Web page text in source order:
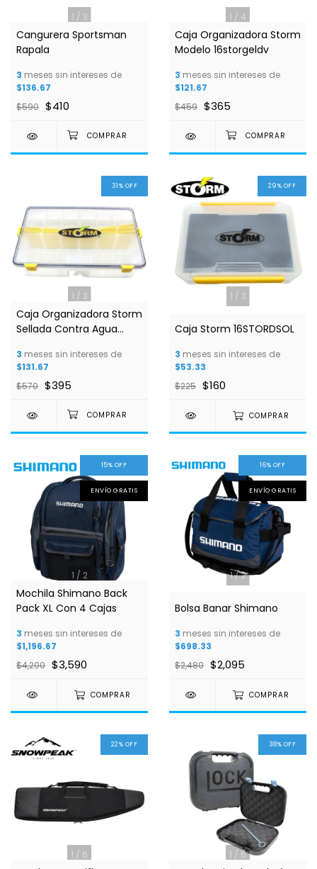
1 / 3
Cangurera Sportsman
Rapala
3 meses sin intereses de
$136.67
$590 $410
1 / 4
Caja Organizadora Storm
Modelo 16storgeldv
3 meses sin intereses de
$121.67
$459 $365
1 / 3
31% OFF
Caja Organizadora Storm
Sellada Contra Agua
16storgld
3 meses sin intereses de
$131.67
$570 $395
1 / 3
29% OFF
Caja Storm 16STORDSOL
3 meses sin intereses de
$53.33
$225 $160
COMPRAR
1 / 2
15% OFF
ENVÍO GRATIS
Mochila Shimano Back
Pack XL Con 4 Cajas
3 meses sin intereses de
$1,196.67
$4,200 $3,590
COMPRAR
1/2
16% OFF
ENVÍO GRATIS
Bolsa Banar Shimano
3 meses sin intereses de
$698.33
$2,480 $2,095
COMPRAR
1 / 6
22% OFF
1 / 6
38% OFF